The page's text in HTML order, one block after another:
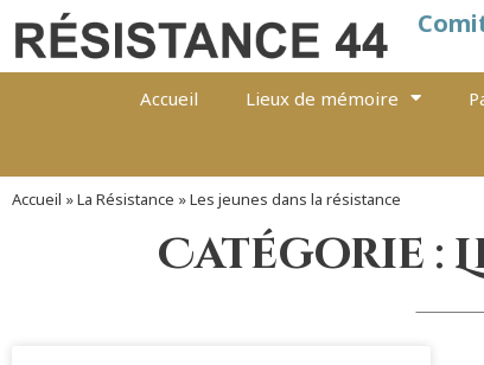
Accueil Lieux de mémoire
Accueil »La Résistance »Les jeunes dans la résistance
Catégorie :